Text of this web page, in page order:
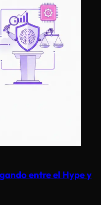
entre el Hype y